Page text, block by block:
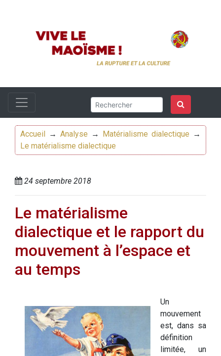
Accueil → Analyse → Matérialisme dialectique →
Le matérialisme dialectique
24 septembre 2018
Le matérialisme
dialectique et le rapport du
mouvement à l’espace et
au temps
Un
mouvement
est, dans sa
définition
limitée, un